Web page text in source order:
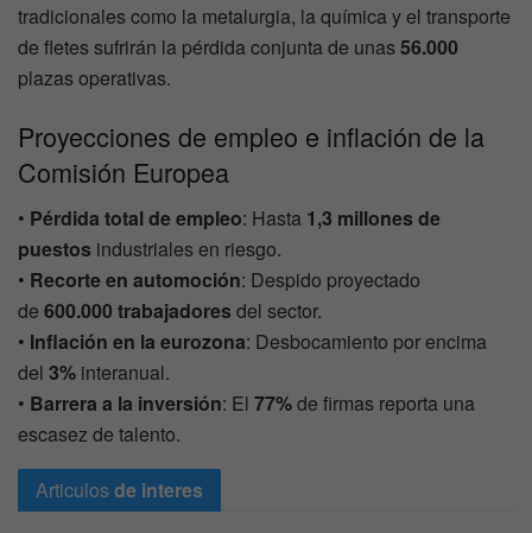
tradicionales como la metalurgia, la química y el transporte
de fletes sufrirán la pérdida conjunta de unas56.000
plazas operativas.
Proyecciones de empleo e inflación de la
Comisión Europea
• Pérdida total de empleo: Hasta 1,3 millones de
puestos industriales en riesgo.
• Recorte en automoción: Despido proyectado
de 600.000 trabajadores del sector.
• Inflación en la eurozona: Desbocamiento por encima
del 3% interanual.
• Barrera a la inversión: El 77%de firmas reporta una
escasez de talento.
Articulosde interes